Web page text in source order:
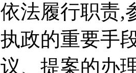
依法履行职责,
执政的重要手
议、提案的办